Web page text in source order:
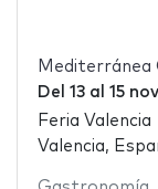
Mediterránea
Del 13al 15
Feria Valencia
Valencia,